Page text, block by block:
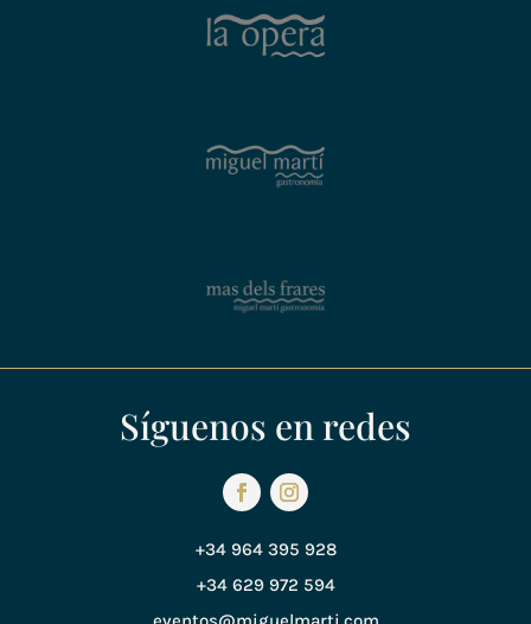
Síguenos en redes
+34 964 395 928
+34 629 972 594